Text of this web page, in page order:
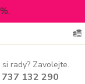
rady? Zavolejte.
132 290